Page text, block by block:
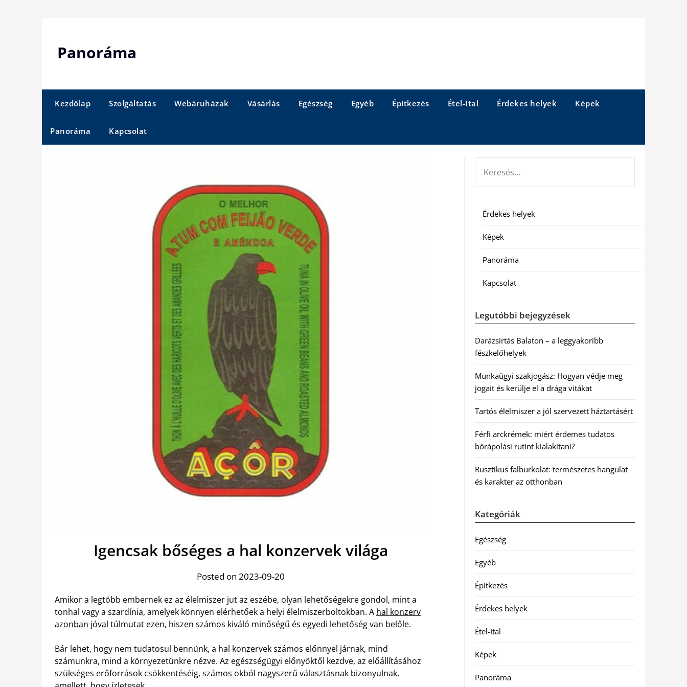
Panoráma
Kezdőlap Szolgáltatás Webáruházak Vásárlás Egészség Egyéb Építkezés Étel-Ital Érdekes helyek Képek
Panoráma Kapcsolat
Igencsak bőséges a hal konzervek világa
Posted on 2023-09-20
Amikor a legtöbb embernek ez az élelmiszer jut az eszébe, olyan lehetőségekre gondol, mint a
tonhal vagy a szardínia, amelyek könnyen elérhetőek a helyi élelmiszerboltokban. A hal konzerv
azonban jóval túlmutat ezen, hiszen számos kiváló minőségű és egyedi lehetőség van belőle.
Bár lehet, hogy nem tudatosul bennünk, a hal konzervek számos előnnyel járnak, mind
számunkra, mind a környezetünkre nézve. Az egészségügyi előnyöktől kezdve, az előállításához
szükséges erőforrások csökkentéséig, számos okból nagyszerű választásnak bizonyulnak,
Érdekes helyek
Képek
Panoráma
Kapcsolat
Legutóbbi bejegyzések
Darázsirtás Balaton – a leggyakoribb
fészkelőhelyek
Munkaügyi szakjogász: Hogyan védje meg
jogait és kerülje el a drága vitákat
Tartós élelmiszer a jól szervezett háztartásért
Férfi arckrémek: miért érdemes tudatos
bőrápolási rutint kialakítani?
Rusztikus falburkolat: természetes hangulat
és karakter az otthonban
Kategóriák
Egészség
Egyéb
Építkezés
Érdekes helyek
Étel-Ital
Képek
Panoráma